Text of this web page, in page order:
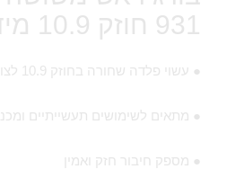
931 חוזק 10.9 מידה 14X180
● עשוי פלדה שחורה בחוזק 10.9 לצורך עמידות גבוהה בלחצים
● מתאים לשימושים תעשייתיים
● מספק חיבור חזק ואמין